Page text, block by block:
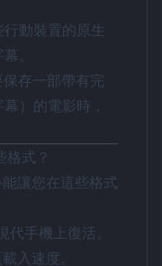
行動裝置的原生
。
存一部帶有完
）的電影時，
式？
讓您在這些格式
代手機上復活。
入速度。